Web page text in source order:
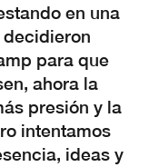
en una
decidieron
para que
ahora la
presión y la
intentamos
ideas y